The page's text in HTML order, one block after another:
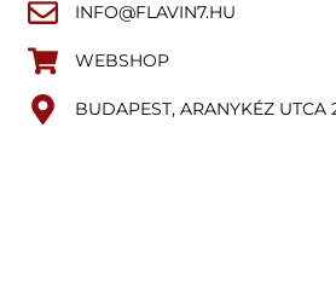
INFO@FLAVIN7.HU
WEBSHOP
BUDAPEST, ARANYKÉZ UTCA